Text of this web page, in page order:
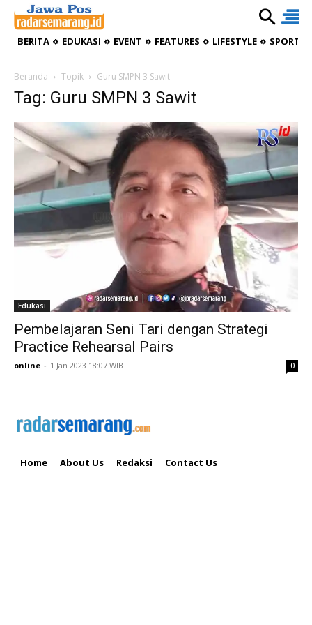
BERITA EDUKASI EVENT FEATURES LIFESTYLE
Beranda Topik Guru SMPN 3 Sawit
Tag: Guru SMPN 3 Sawit
Edukasi
Pembelajaran Seni Tari dengan Strategi
Practice Rehearsal Pairs
online - 1 Jan 2023 18:07 WIB 0
Home About Us Redaksi Contact Us